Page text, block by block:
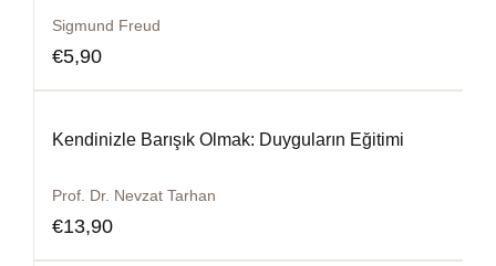
Sigmund Freud
€5,90
Kendinizle Barışık Olmak: Duyguların Eğitimi
Prof. Dr. Nevzat Tarhan
€13,90